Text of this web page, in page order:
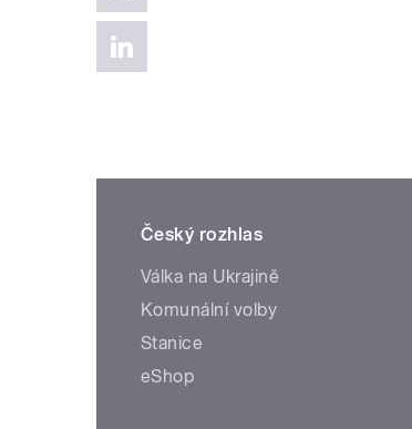
Český rozhlas
Válka na Ukrajině
Komunální volby
Stanice
eShop